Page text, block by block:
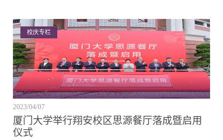
校庆专栏
2023/04/07
厦门大学举行翔安校区思源餐厅落成暨启用
仪式